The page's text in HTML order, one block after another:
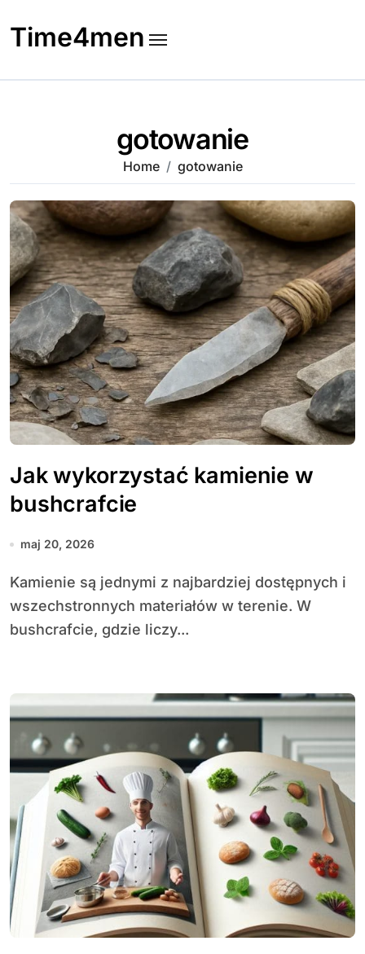
to
content
Time4men
gotowanie
Home gotowanie
Jak wykorzystać kamienie w
bushcrafcie
maj 20, 2026
Kamienie są jednymi z najbardziej dostępnych i
wszechstronnych materiałów w terenie. W
bushcrafcie, gdzie liczy...